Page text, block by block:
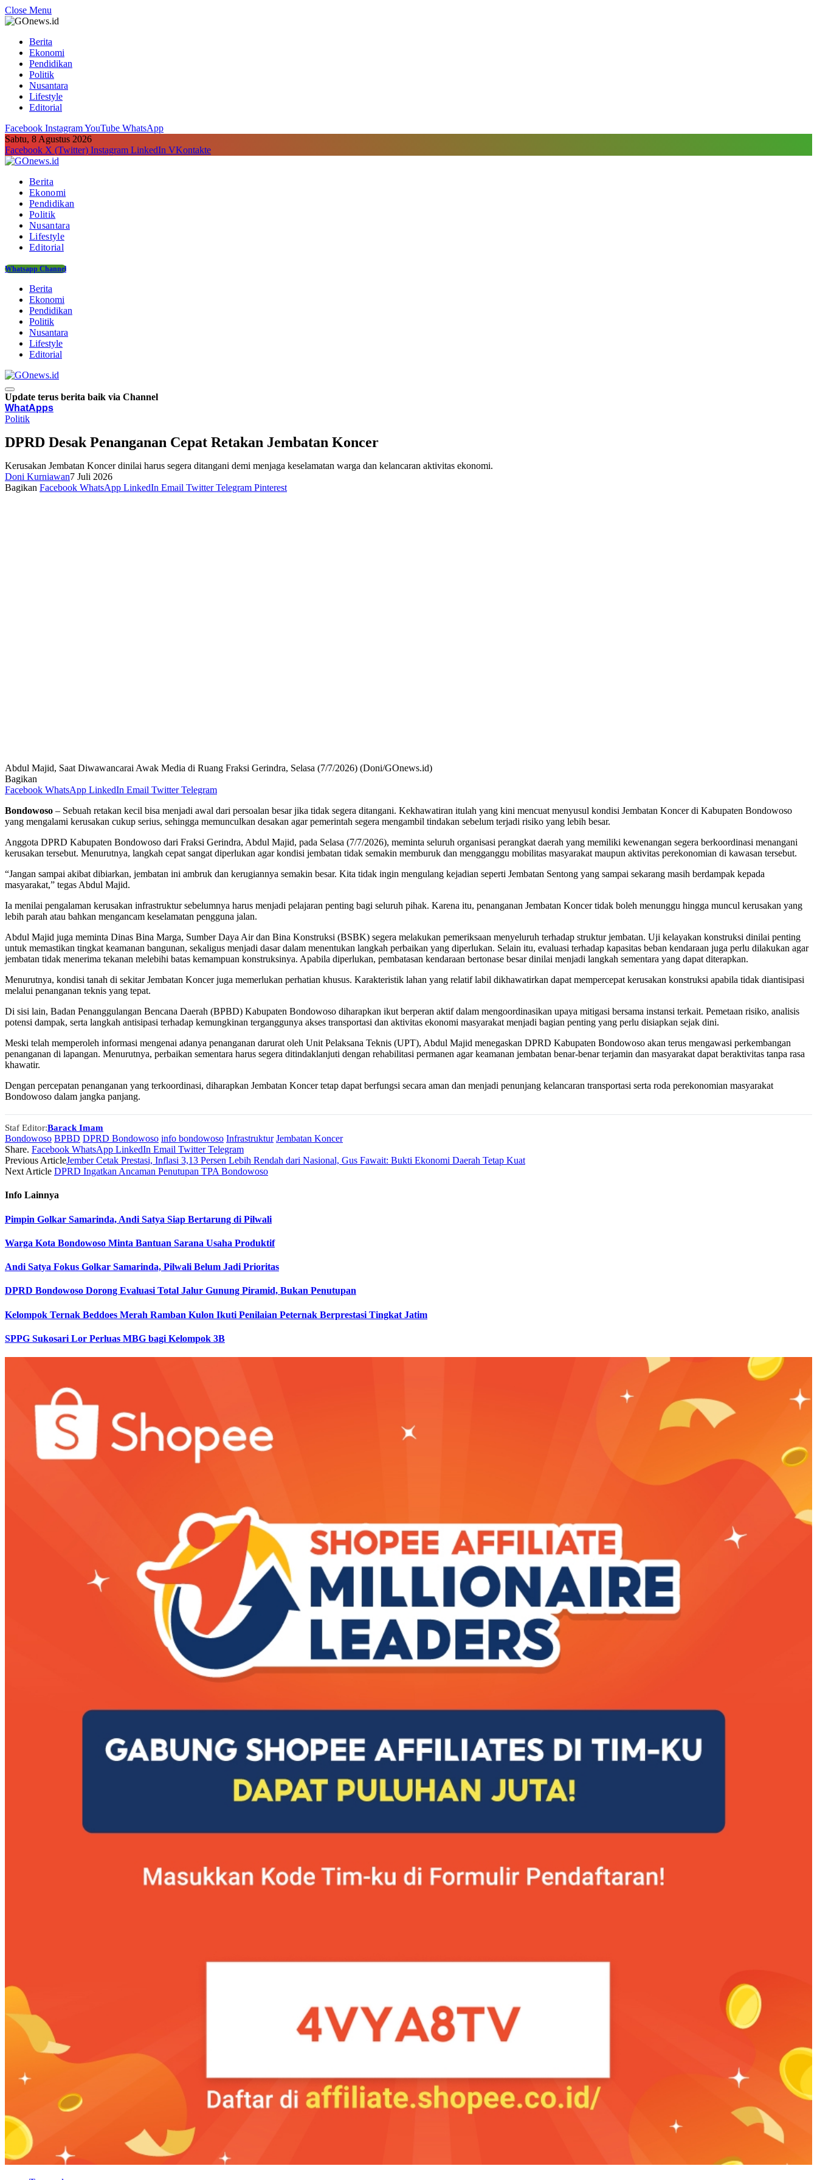
Close Menu
Berita
Ekonomi
Pendidikan
Politik
Nusantara
Lifestyle
Editorial
Facebook InstagramYouTube WhatsApp
Sabtu, 8 Agustus 2026
Facebook X (Twitter) Instagram LinkedIn VKontakte
Berita
Ekonomi
Pendidikan
Politik
Nusantara
Lifestyle
Editorial
Whatsapp Channel
Berita
Ekonomi
Pendidikan
Politik
Nusantara
Lifestyle
Editorial
Update terus berita baik via Channel
WhatApps
Politik
DPRD Desak Penanganan Cepat Retakan Jembatan Koncer
Kerusakan Jembatan Koncer dinilai harus segera ditangani demi menjaga keselamatan warga dan kelancaran aktivitas ekonomi.
Doni Kurniawan7 Juli 2026
Bagikan Facebook WhatsApp LinkedIn Email Twitter Telegram Pinterest
Abdul Majid, Saat Diwawancarai Awak Media di Ruang Fraksi Gerindra, Selasa (7/7/2026) (Doni/GOnews.id)
Bagikan
Facebook WhatsApp LinkedIn Email Twitter Telegram
Bondowoso – Sebuah retakan kecil bisa menjadi awal dari persoalan besar jika tidak segera ditangani. Kekhawatiran itulah yang kini mencuat menyusul kondisi Jembatan Koncer di Kabupaten Bondowoso
yang mengalami kerusakan cukup serius, sehingga memunculkan desakan agar pemerintah segera mengambil tindakan sebelum terjadi risiko yang lebih besar.
Anggota DPRD Kabupaten Bondowoso dari Fraksi Gerindra, Abdul Majid, pada Selasa (7/7/2026), meminta seluruh organisasi perangkat daerah yang memiliki kewenangan segera berkoordinasi menangani
kerusakan tersebut. Menurutnya, langkah cepat sangat diperlukan agar kondisi jembatan tidak semakin memburuk dan mengganggu mobilitas masyarakat maupun aktivitas perekonomian di kawasan tersebut.
“Jangan sampai akibat dibiarkan, jembatan ini ambruk dan kerugiannya semakin besar. Kita tidak ingin mengulang kejadian seperti Jembatan Sentong yang sampai sekarang masih berdampak kepada
masyarakat,” tegas Abdul Majid.
Ia menilai pengalaman kerusakan infrastruktur sebelumnya harus menjadi pelajaran penting bagi seluruh pihak. Karena itu, penanganan Jembatan Koncer tidak boleh menunggu hingga muncul kerusakan yang
lebih parah atau bahkan mengancam keselamatan pengguna jalan.
Abdul Majid juga meminta Dinas Bina Marga, Sumber Daya Air dan Bina Konstruksi (BSBK) segera melakukan pemeriksaan menyeluruh terhadap struktur jembatan. Uji kelayakan konstruksi dinilai penting
untuk memastikan tingkat keamanan bangunan, sekaligus menjadi dasar dalam menentukan langkah perbaikan yang diperlukan. Selain itu, evaluasi terhadap kapasitas beban kendaraan juga perlu dilakukan agar
jembatan tidak menerima tekanan melebihi batas kemampuan konstruksinya. Apabila diperlukan, pembatasan kendaraan bertonase besar dinilai menjadi langkah sementara yang dapat diterapkan.
Menurutnya, kondisi tanah di sekitar Jembatan Koncer juga memerlukan perhatian khusus. Karakteristik lahan yang relatif labil dikhawatirkan dapat mempercepat kerusakan konstruksi apabila tidak diantisipasi
melalui penanganan teknis yang tepat.
Di sisi lain, Badan Penanggulangan Bencana Daerah (BPBD) Kabupaten Bondowoso diharapkan ikut berperan aktif dalam mengoordinasikan upaya mitigasi bersama instansi terkait. Pemetaan risiko, analisis
potensi dampak, serta langkah antisipasi terhadap kemungkinan terganggunya akses transportasi dan aktivitas ekonomi masyarakat menjadi bagian penting yang perlu disiapkan sejak dini.
Meski telah memperoleh informasi mengenai adanya penanganan darurat oleh Unit Pelaksana Teknis (UPT), Abdul Majid menegaskan DPRD Kabupaten Bondowoso akan terus mengawasi perkembangan
penanganan di lapangan. Menurutnya, perbaikan sementara harus segera ditindaklanjuti dengan rehabilitasi permanen agar keamanan jembatan benar-benar terjamin dan masyarakat dapat beraktivitas tanpa rasa
khawatir.
Dengan percepatan penanganan yang terkoordinasi, diharapkan Jembatan Koncer tetap dapat berfungsi secara aman dan menjadi penunjang kelancaran transportasi serta roda perekonomian masyarakat
Bondowoso dalam jangka panjang.
Staf Editor:Barack Imam
Bondowoso BPBD DPRD Bondowoso info bondowoso Infrastruktur Jembatan Koncer
Share. Facebook WhatsApp LinkedIn Email Twitter Telegram
Previous ArticleJember Cetak Prestasi, Inflasi 3,13 Persen Lebih Rendah dari Nasional, Gus Fawait: Bukti Ekonomi Daerah Tetap Kuat
Next Article DPRD Ingatkan Ancaman Penutupan TPA Bondowoso
Info Lainnya
Pimpin Golkar Samarinda, Andi Satya Siap Bertarung di Pilwali
Warga Kota Bondowoso Minta Bantuan Sarana Usaha Produktif
Andi Satya Fokus Golkar Samarinda, Pilwali Belum Jadi Prioritas
DPRD Bondowoso Dorong Evaluasi Total Jalur Gunung Piramid, Bukan Penutupan
Kelompok Ternak Beddoes Merah Ramban Kulon Ikuti Penilaian Peternak Berprestasi Tingkat Jatim
SPPG Sukosari Lor Perluas MBG bagi Kelompok 3B